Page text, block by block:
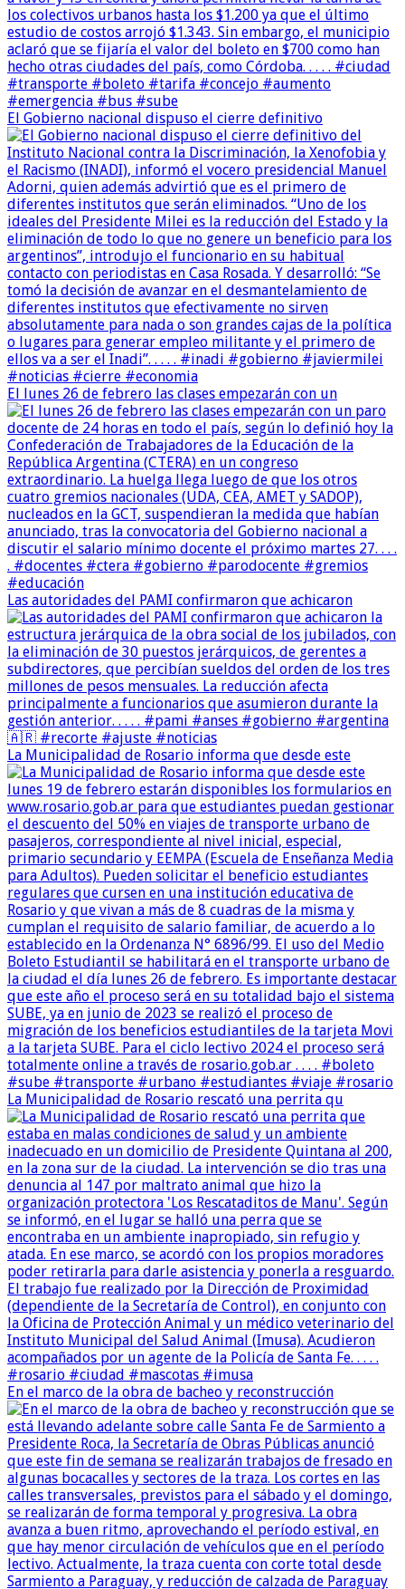
El Gobierno nacional dispuso el cierre definitivo
El lunes 26 de febrero las clases empezarán con un
Las autoridades del PAMI confirmaron que achicaron
La Municipalidad de Rosario informa que desde este
La Municipalidad de Rosario rescató una perrita qu
En el marco de la obra de bacheo y reconstrucción